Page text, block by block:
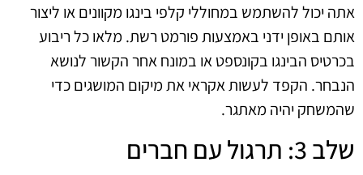
אתה יכול להשתמש במחוללי קלפי בינגו מקוונים או ליצור
אותם באופן ידני באמצעות פורמט רשת. מלאו כל ריבוע
בכרטיס הבינגו בקונספט או במונח אחר הקשור לנושא
הנבחר. הקפד לעשות אקראי את מיקום המושגים כדי
שהמשחק יהיה מאתגר.
שלב 3: תרגול עם חברים